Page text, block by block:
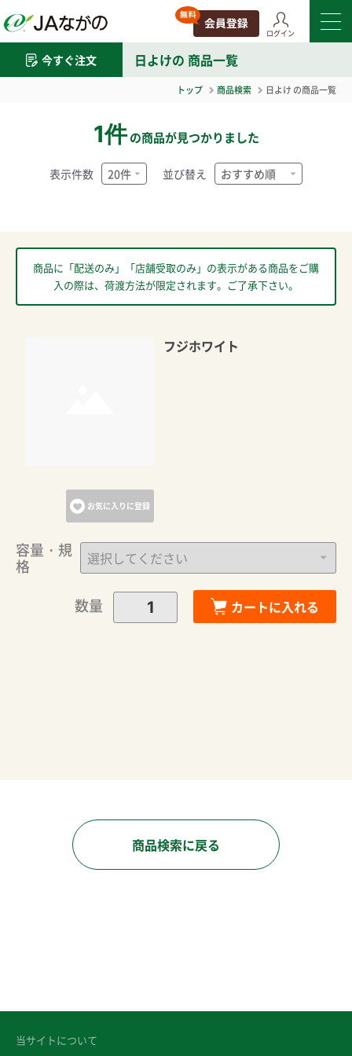
ログイン
今すぐ注文 日よけの 商品一覧
トップ 商品検索 日よけ の商品一覧
1件 の商品が見つかりました
表示件数 並び替え
商品に「配送のみ」「店舗受取のみ」の表示がある商品をご購
入の際は、荷渡方法が限定されます。ご了承下さい。
お気に入りに登録
フジホワイト
容量・規
格
数量
カートに入れる
カートに追加しました。
商品検索に戻る
当サイトについて